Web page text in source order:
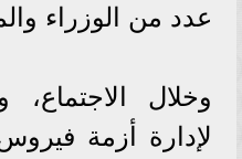
عدد من الوزراء
وخلال الاجتماع،
لإدارة أزمة